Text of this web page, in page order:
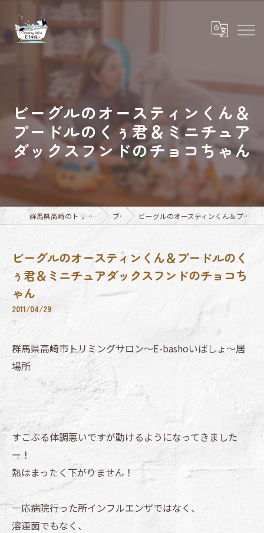
ビーグルのオースティンくん＆
プードルのくぅ君＆ミニチュア
ダックスフンドのチョコちゃん
群馬県高崎のトリミングならTrimming Salon E-basho ブログ ビーグルのオースティンくん＆プードルのくぅ君＆ミニチュアダックスフンドのチョコちゃん
ビーグルのオースティンくん＆プードルのく
ぅ君＆ミニチュアダックスフンドのチョコち
ゃん
2011/04/29
群馬県高崎市トリミングサロン～E-bashoいばしょ～居
場所
すこぶる体調悪いですが動けるようになってきました
ー！
熱はまったく下がりません！
一応病院行った所インフルエンザではなく、
溶連菌でもなく、